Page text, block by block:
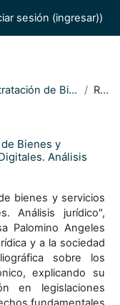
sesión (ingresar))
Presentación de Libro "Contratación de Bienes y Servicios por medio de Plataformas Digitales. Anális... Resumen
Bienes y
Análisis
bienes y servicios
Análisis jurídico",
Palomino Angeles
y a la sociedad
sobre los
explicando su
en legislaciones